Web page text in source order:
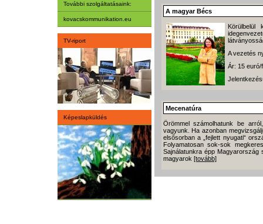
További szolgáltatásaink:
kovacskommunikation.eu
TV-riport
Képeslapküldés
A magyar Bécs
Körülbelül
A vezetés
Ár: 15 euró/
Mecenatúra
Örömmel számolhatunk be
vagyunk. Ha azonban
elsősorban a „fejlett nyugati“
Folyamatosan sok-sok
Sajnálatunkra épp
magyarok [tovább]